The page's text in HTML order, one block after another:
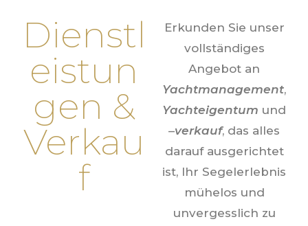
Dienstl
eistun
gen &
Verkau
f
Erkunden Sie unser
vollständiges
Angebot an
Yachtmanagement,
Yachteigentum und
–verkauf, das alles
darauf ausgerichtet
ist, Ihr Segelerlebnis
mühelos und
unvergesslich zu